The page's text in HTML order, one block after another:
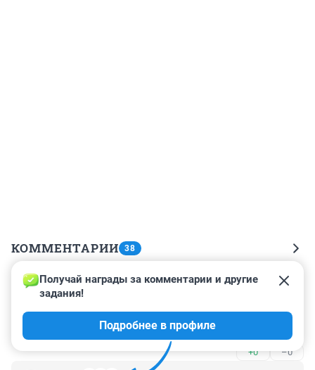
КОММЕНТАРИИ 38
Гость
29 декабря 2022, 11:19
Размышляю, зачем украинским спецслужбам Чегем?
У кого нибудь есть варианты?
+0 –0
Получай награды за комментарии и другие
задания!
Подробнее в профиле